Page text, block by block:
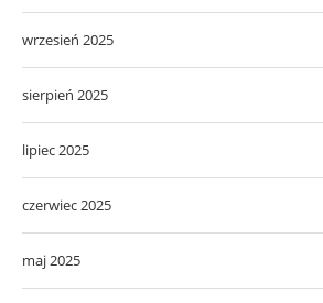
wrzesień 2025
sierpień 2025
lipiec 2025
czerwiec 2025
maj 2025